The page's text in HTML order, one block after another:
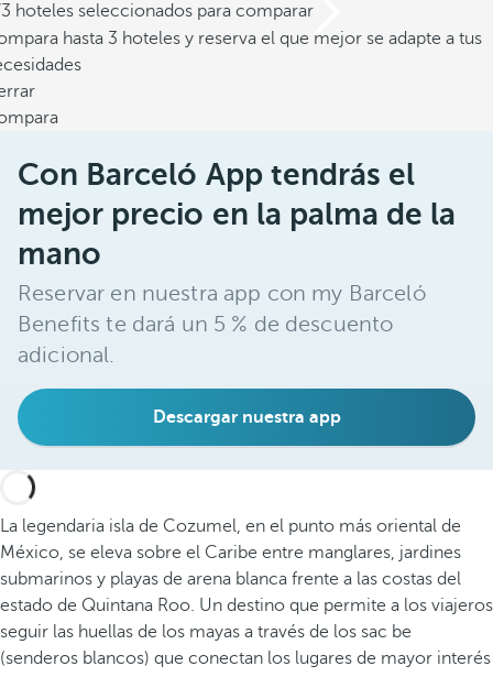
hoteles seleccionados para comparar
hasta 3 hoteles y reserva el que mejor se adapte a tus
Con Barceló App tendrás el
mejor precio en la palma de la
mano
Reservar en nuestra app con my Barceló
Benefits te dará un 5 % de descuento
adicional.
Descargar nuestra app
La legendaria isla de Cozumel, en el punto más oriental de
México, se eleva sobre el Caribe entre manglares, jardines
submarinos y playas de arena blanca frente a las costas del
estado de Quintana Roo. Un destino que permite a los viajeros
seguir las huellas de los mayas a través de los sac be
(senderos blancos) que conectan los lugares de mayor interés